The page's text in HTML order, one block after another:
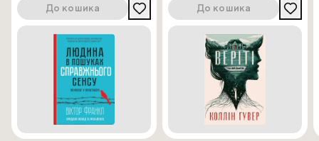
До кошика До кошика